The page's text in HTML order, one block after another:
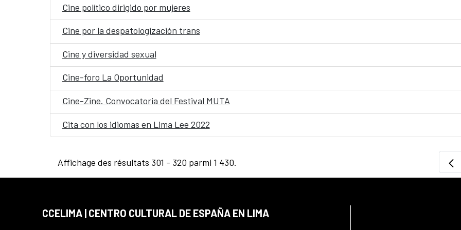
Cine político dirigido por mujeres
Cine por la despatologización trans
Cine y diversidad sexual
Cine-foro La Oportunidad
Cine-Zine. Convocatoria del Festival MUTA
Cita con los idiomas en Lima Lee 2022
Affichage des résultats 301 - 320 parmi 1 430.
CCELIMA | CENTRO CULTURAL DE ESPAÑA EN LIMA